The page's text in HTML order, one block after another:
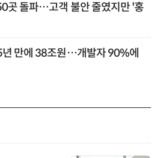
곳 돌파…고객 불안 줄였지만 '홍
만에 38조원…개발자 90%에